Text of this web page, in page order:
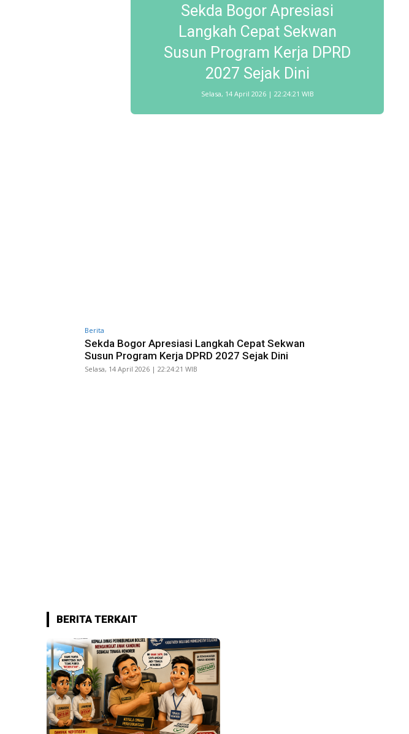
Sekda Bogor Apresiasi
Langkah Cepat Sekwan
Susun Program Kerja DPRD
2027 Sejak Dini
Selasa, 14 April 2026 | 22:24:21 WIB
Berita
Sekda Bogor Apresiasi Langkah Cepat Sekwan
Susun Program Kerja DPRD 2027 Sejak Dini
Selasa, 14 April 2026 | 22:24:21 WIB
BERITA TERKAIT